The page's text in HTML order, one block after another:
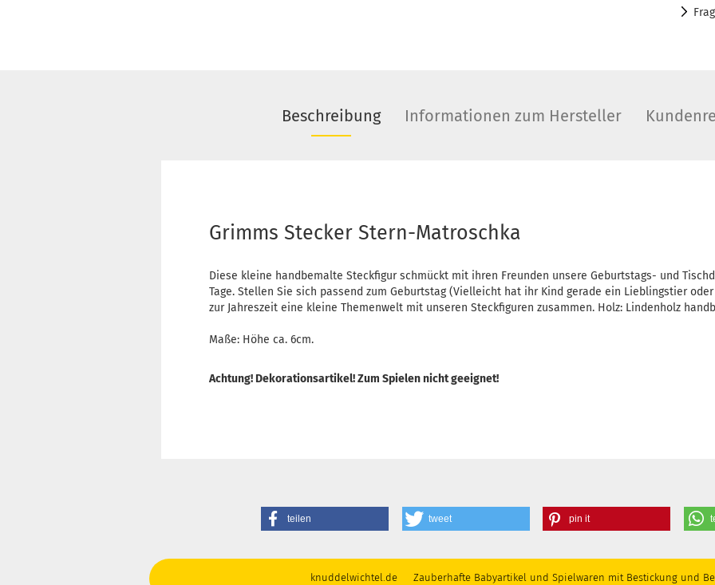
Beschreibung Informationen zum Hersteller
Grimms Stecker Stern-Matroschka
Diese kleine handbemalte Steckfigur schmückt mit ihren Freunden unsere Geburtstags- und
Tage. Stellen Sie sich passend zum Geburtstag (Vielleicht hat ihr Kind gerade ein Lieblingstier
zur Jahreszeit eine kleine Themenwelt mit unseren Steckfiguren zusammen. Holz: Lindenholz
Maße: Höhe ca. 6cm.
Achtung! Dekorationsartikel! Zum Spielen nicht geeignet!
teilen tweet pin it
knuddelwichtel.de Zauberhafte Babyartikel und Spielwaren mit Bestickung und